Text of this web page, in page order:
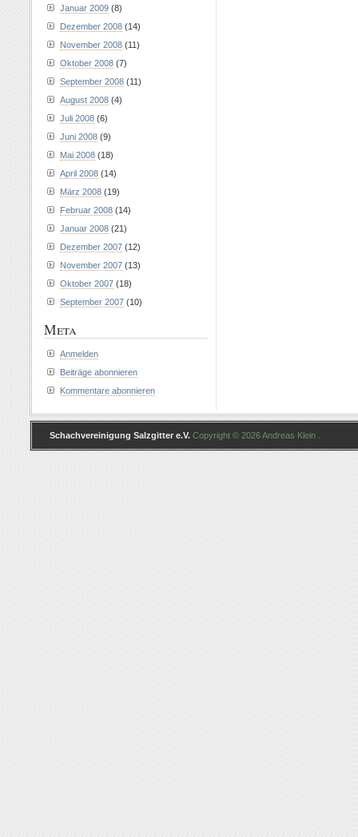
Januar 2009 (8)
Dezember 2008 (14)
November 2008 (11)
Oktober 2008 (7)
September 2008 (11)
August 2008 (4)
Juli 2008 (6)
Juni 2008 (9)
Mai 2008 (18)
April 2008 (14)
März 2008 (19)
Februar 2008 (14)
Januar 2008 (21)
Dezember 2007 (12)
November 2007 (13)
Oktober 2007 (18)
September 2007 (10)
Meta
Anmelden
Beiträge abonnieren
Kommentare abonnieren
Schachvereinigung Salzgitter e.V. Copyright © 2026 Andreas Klein .